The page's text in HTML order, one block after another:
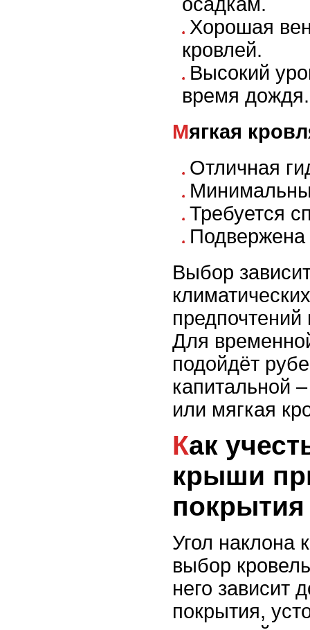
Хорошая
кровлей.
Высокий
время дождя.
Мягкая
Отличная
Требуется
Подвержена
Выбор
Для
подойдёт
капитальной
или мягкая
Как учесть угол наклона
крыши
покрытия
Угол наклона
выбор
него зависит
покрытия,